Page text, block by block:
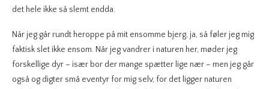
det hele ikke så slemt endda.
Når jeg går rundt heroppe på mit ensomme bjerg, ja, så føler jeg mig
faktisk slet ikke ensom. Når jeg vandrer i naturen her, møder jeg
forskellige dyr – især bor der mange spætter lige nær – men jeg går
også og digter små eventyr for mig selv, for det ligger naturen